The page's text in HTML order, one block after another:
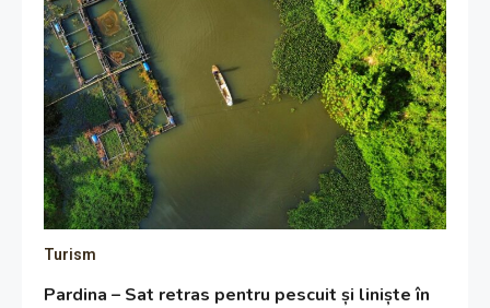
Turism
Pardina – Sat retras pentru pescuit și liniște în